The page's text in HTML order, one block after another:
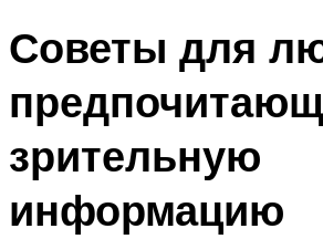
Советы для
зрительную
информацию